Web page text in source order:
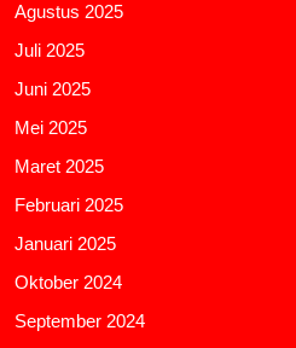
Agustus 2025
Juli 2025
Juni 2025
Mei 2025
Maret 2025
Februari 2025
Januari 2025
Oktober 2024
September 2024